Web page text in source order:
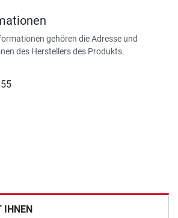
gehören die Adresse und
des Herstellers des Produkts.
IHNEN